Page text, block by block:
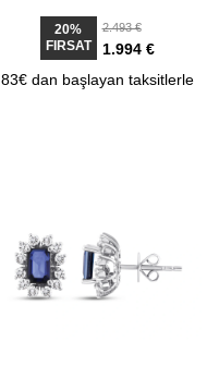
20%
FIRSAT
2.493 €
1.994 €
83€ dan başlayan taksitlerle